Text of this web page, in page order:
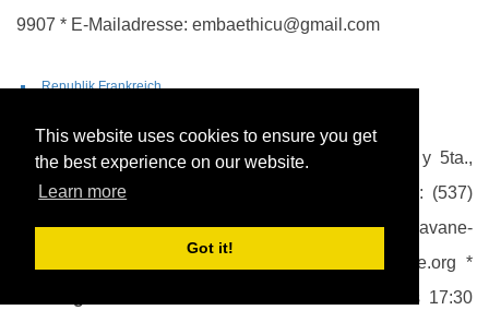
This website uses cookies to ensure you get
the best experience on our website.
Learn more
Got it!
9907 * E-Mailadresse: embaethicu@gmail.com
Republik Frankreich
Adresse: Calle 14 No.312 e/ 3ra. y 5ta.,
Miramar, Playa, La Habana. * Tel.: (537)
2013131 * E-mail: cad.la-havane-
amba@diplomatie.gouv.fr Webseite: cu.ambafrance.org *
08:30 bis 13:00 Uhr und 14:00 bis 17:30